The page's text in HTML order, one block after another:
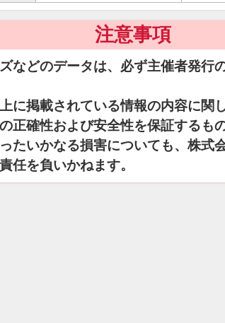
注意事項
などのデータは、必ず主催者発行
に掲載されている情報の内容に関
正確性および安全性を保証するも
たいかなる損害についても、株式
任を負いかねます。